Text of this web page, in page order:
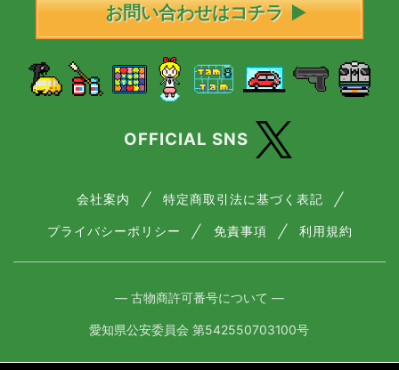
お問い合わせはコチラ
OFFICIAL SNS
会社案内 特定商取引法に基づく表記
プライバシーポリシー 免責事項 利用規約
― 古物商許可番号について ―
愛知県公安委員会 第542550703100号